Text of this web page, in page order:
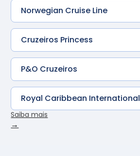
Norwegian Cruise Line
Cruzeiros Princess
P&O Cruzeiros
Royal Caribbean International
Saiba mais
→